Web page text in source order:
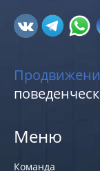
Меню
Команда